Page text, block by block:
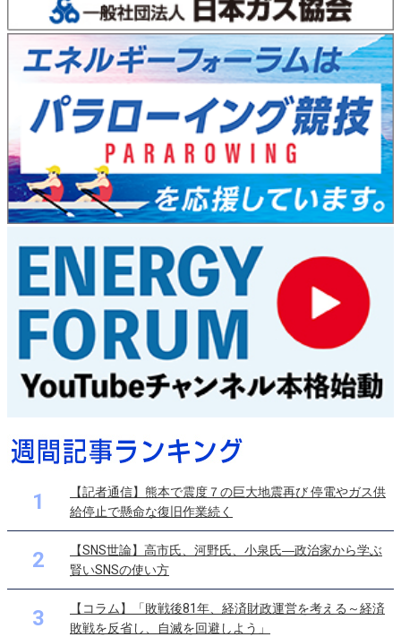
1
【記者通信】熊本で震度７の巨大地震再び 停電やガス供
給停止で懸命な復旧作業続く
2
【SNS世論】高市氏、河野氏、小泉氏―政治家から学ぶ
賢いSNSの使い方
3
【コラム】「敗戦後81年、経済財政運営を考える～経済
敗戦を反省し、自滅を回避しよう」